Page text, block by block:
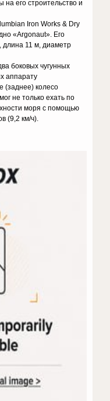
на его строительство и
Iron Works & Dry
«Argonaut». Его
длина 11 м, диаметр
боковых чугунных
аппарату
(заднее) колесо
не только ехать по
моря с помощью
(9,2 км/ч).